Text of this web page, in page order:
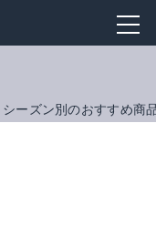
ーズン別のおすすめ商